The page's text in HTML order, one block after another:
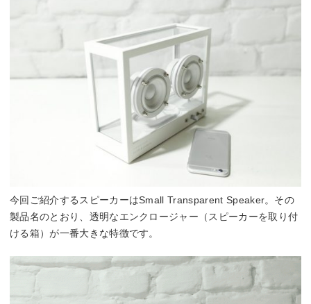
今回ご紹介するスピーカーはSmall Transparent Speaker。その
製品名のとおり、透明なエンクロージャー（スピーカーを取り付
ける箱）が一番大きな特徴です。